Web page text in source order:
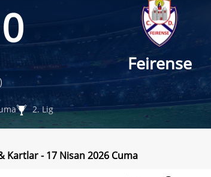
Feirense
2. Lig
Kartlar - 17 Nisan 2026 Cuma